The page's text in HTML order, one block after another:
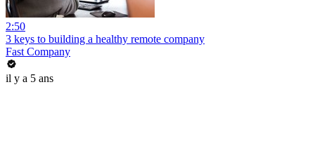
2:50
3 keys to building a healthy remote company
Fast Company
il y a 5 ans